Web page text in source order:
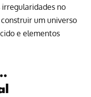
no
um universo
e elementos